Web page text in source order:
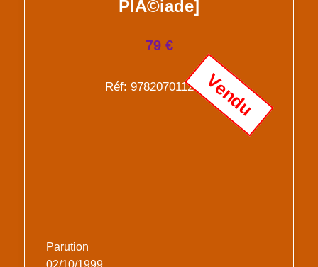
PlÃ©iade]
79 €
Réf: 9782070112944Vendu
Parution
02/10/1999